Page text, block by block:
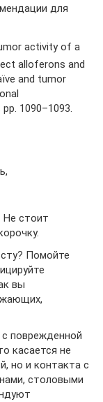
для
activity of a
alloferons and
and tumor
1090–1093.
Не стоит
Помойте
вы
поврежденной
касается не
но и контакта с
столовыми